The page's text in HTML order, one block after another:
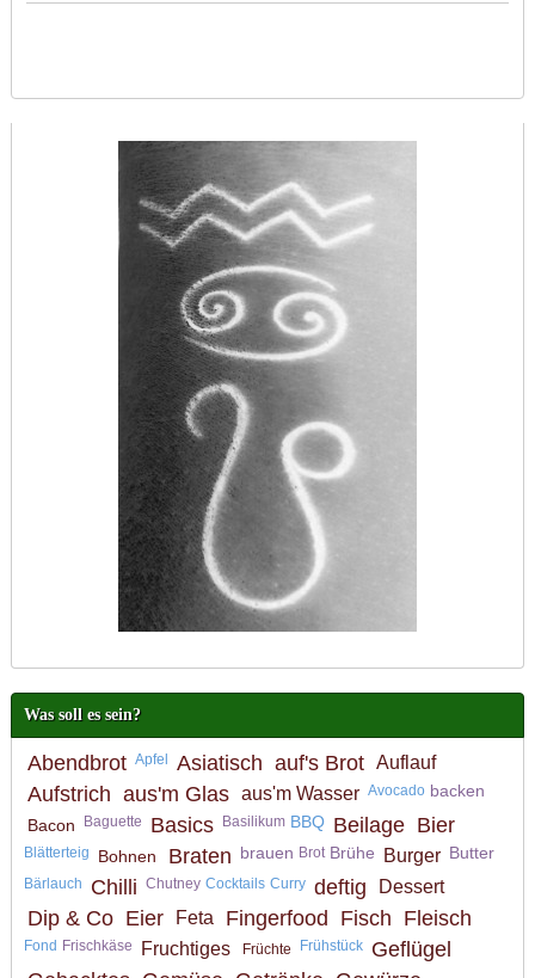
Was soll es sein?
Abendbrot Apfel Asiatisch auf's Brot Auflauf
Aufstrich aus'm Glas aus'm Wasser Avocado backen
Bacon
Baguette Basics Basilikum BBQ Beilage Bier
Blätterteig Bohnen Braten brauen Brot Brühe Burger Butter
Bärlauch Chilli Chutney Cocktails Curry deftig Dessert
Dip & Co Eier Feta Fingerfood Fisch Fleisch
Fond Frischkäse Fruchtiges Früchte Frühstück Geflügel